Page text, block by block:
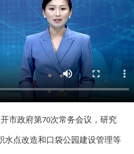
市政府第70次常务会议，研究
水点改造和口袋公园建设管理等